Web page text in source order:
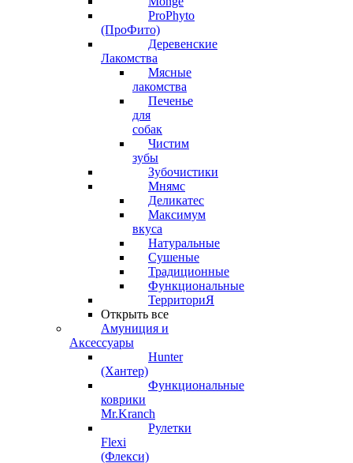
ProPhyto
(ПроФито)
Деревенские
Лакомства
Мясные
лакомства
Печенье
для
собак
Чистим
зубы
Зубочистики
Мнямс
Деликатес
Максимум
вкуса
Натуральные
Сушеные
Традиционные
Функциональные
ТерриториЯ
Открыть все
Амуниция и
Аксессуары
Hunter
(Хантер)
Функциональные
коврики
Mr.Kranch
Рулетки
Flexi
(Флекси)